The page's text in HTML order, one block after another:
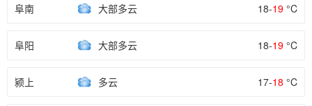
阜南 大部多云 18-19 °C
阜阳 大部多云 18-19 °C
颍上 多云 17-18 °C